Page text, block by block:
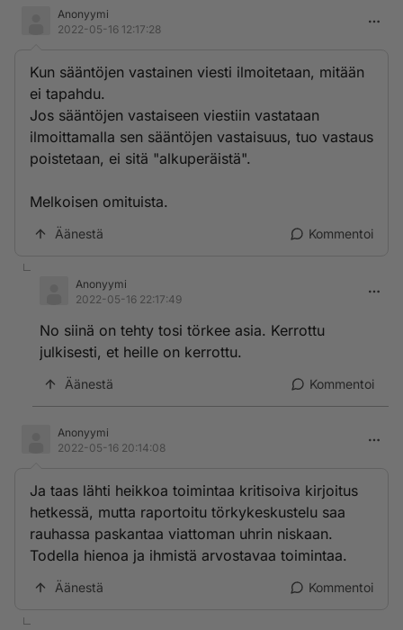
Anonyymi
2022-05-16 12:17:28
Kun sääntöjen vastainen viesti ilmoitetaan, mitään
ei tapahdu.
Jos sääntöjen vastaiseen viestiin vastataan
ilmoittamalla sen sääntöjen vastaisuus, tuo vastaus
poistetaan, ei sitä "alkuperäistä".
Melkoisen omituista.
Äänestä Kommentoi
Anonyymi
2022-05-16 22:17:49
No siinä on tehty tosi törkee asia. Kerrottu
julkisesti, et heille on kerrottu.
Äänestä Kommentoi
Anonyymi
2022-05-16 20:14:08
Ja taas lähti heikkoa toimintaa kritisoiva kirjoitus
hetkessä, mutta raportoitu törkykeskustelu saa
rauhassa paskantaa viattoman uhrin niskaan.
Todella hienoa ja ihmistä arvostavaa toimintaa.
Äänestä Kommentoi